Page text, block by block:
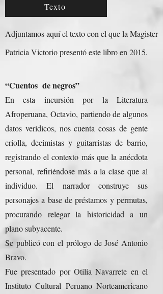
Texto
Adjuntamos aquí el texto con el que la Magister
Patricia Victorio presentó este libro en 2015.
“Cuentos de negros”
En esta incursión por la Literatura
Afroperuana, Octavio, partiendo de algunos
datos verídicos, nos cuenta cosas de gente
criolla, decimistas y guitarristas de barrio,
registrando el contexto más que la anécdota
personal, refiriéndose más a la clase que al
individuo. El narrador construye sus
personajes a base de préstamos y permutas,
procurando relegar la historicidad a un
plano subyacente.
Se publicó con el prólogo de José Antonio
Bravo.
Fue presentado por Otilia Navarrete en el
Instituto Cultural Peruano Norteamericano